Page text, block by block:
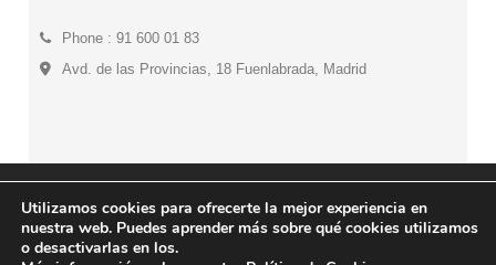
Phone : 91 600 01 83
Avd. de las Provincias, 18 Fuenlabrada, Madrid
© 2026 Centro Comercial Plaza de las Provincias. All
Rights Reserved.
Utilizamos cookies para ofrecerte la mejor experiencia en
nuestra web. Puedes aprender más sobre qué cookies utilizamos
o desactivarlas en los.